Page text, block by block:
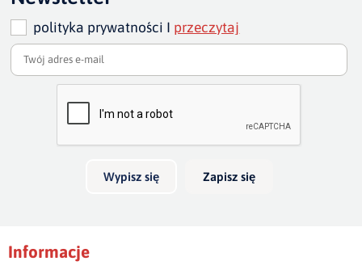
wysokość sofy:80 cm/ w najwyższym punkcie 87-88
szerokość całkowita sofy :
Dodaj opinię o produkcie
Twoja ocena
Bardzo dobry
Twoja opinia o produkcie
polityka prywatności I przeczytaj
Wypisz się Zapisz się
Informacje